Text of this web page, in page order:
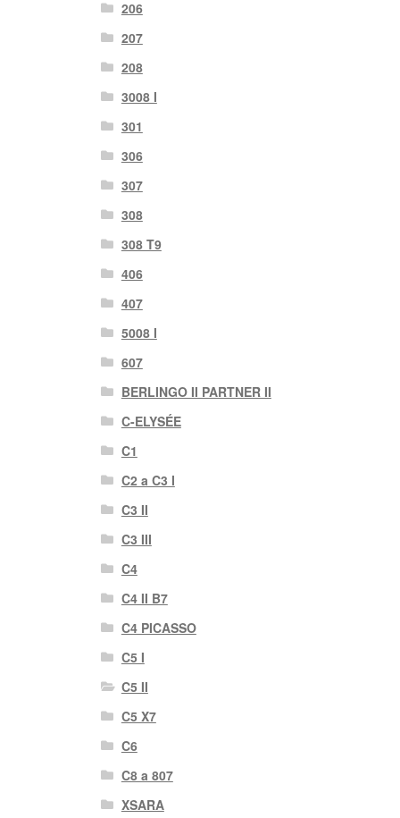
206
207
208
3008 I
301
306
307
308
308 T9
406
407
5008 I
607
BERLINGO II PARTNER II
C-ELYSÉE
C1
C2 a C3 I
C3 II
C3 III
C4
C4 II B7
C4 PICASSO
C5 I
C5 II
C5 X7
C6
C8 a 807
XSARA